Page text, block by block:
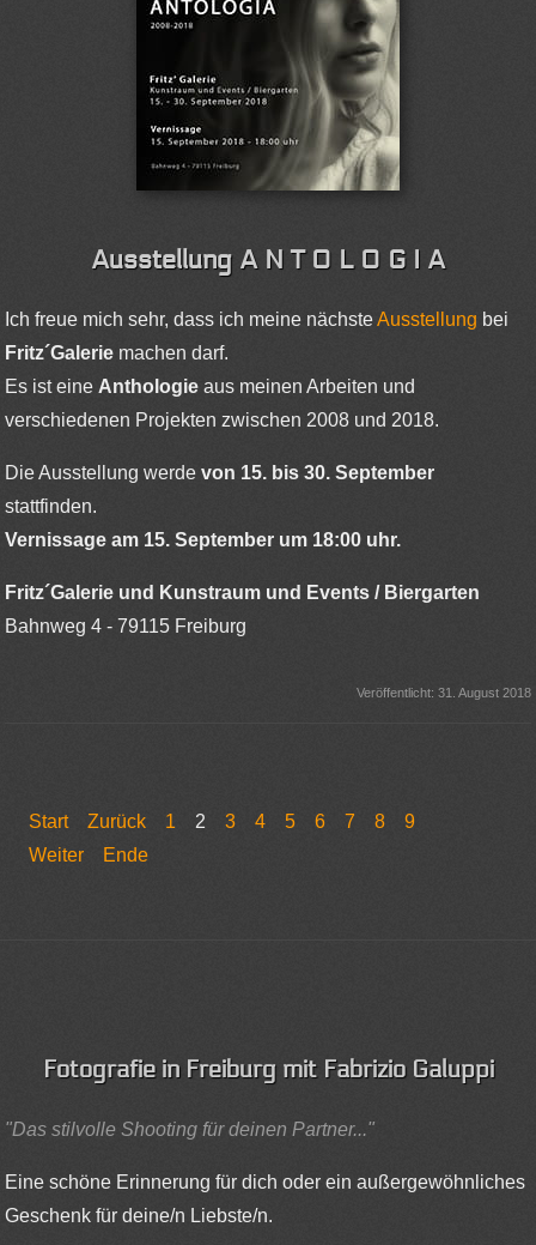
Ausstellung A N T O L O G I A
Ich freue mich sehr, dass ich meine nächsteAusstellung bei
Fritz´Galerie machen darf.
Es ist eine Anthologie aus meinen Arbeiten und
verschiedenen Projekten zwischen 2008 und 2018.
Die Ausstellung werde von 15. bis 30. September
stattfinden.
Vernissage am 15. September um 18:00 uhr.
Fritz´Galerie und Kunstraum und Events / Biergarten
Bahnweg 4 - 79115 Freiburg
Veröffentlicht: 31. August 2018
Start Zurück 1 2 3 4 5 6 7 8
9
Weiter
Ende
Fotografie in Freiburg mit Fabrizio Galuppi
"Das stilvolle Shooting für deinen Partner..."
Eine schöne Erinnerung für dich oder ein außergewöhnliches
Geschenk für deine/n Liebste/n.